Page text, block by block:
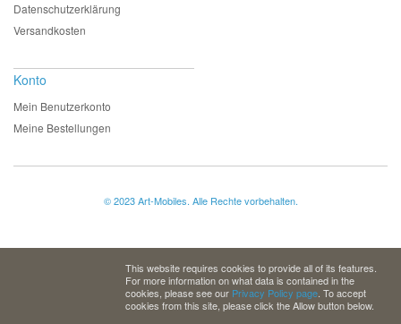
Datenschutzerklärung
Versandkosten
Konto
Mein Benutzerkonto
Meine Bestellungen
© 2023 Art-Mobiles. Alle Rechte vorbehalten.
This website requires cookies to provide all of its features.
For more information on what data is contained in the
cookies, please see our Privacy Policy page . To accept
cookies from this site, please click the Allow button below.